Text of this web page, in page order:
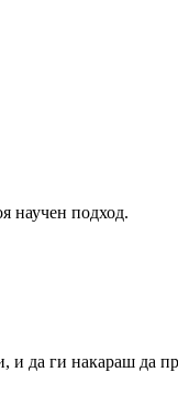
научен подход.
да ги накараш да